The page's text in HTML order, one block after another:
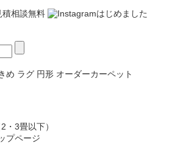
め ラグ 円形 オーダーカーペット
・3畳以下）
プページ